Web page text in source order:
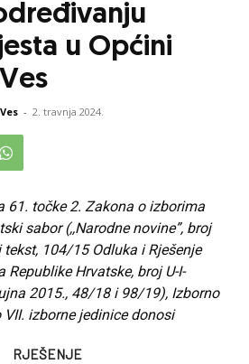
u Općini
- 2. travnja 2024.
61. točke 2. Zakona o izborima
sabor (,,Narodne novine”, broj
104/15 Odluka i Rješenje
Republike Hrvatske, broj U-I-
2015., 48/18 i 98/19), Izborno
VII. izborne jedinice donosi
RJEŠENJE